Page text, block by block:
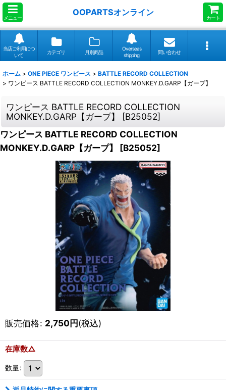
メニュー
OOPARTSオンライン
カート
当店ご利用につ
いて
カテゴリ 月別商品
Overseas
shipping
問い合わせ
ホーム > ONE PIECE ワンピース > BATTLE RECORD COLLECTION
> ワンピース BATTLE RECORD COLLECTION MONKEY.D.GARP【ガープ】
ワンピース BATTLE RECORD COLLECTION
MONKEY.D.GARP【ガープ】
[B25052]
ワンピース BATTLE RECORD COLLECTION
MONKEY.D.GARP【ガープ】
[B25052]
販売価格: 2,750円(税込)
在庫数△
数量: